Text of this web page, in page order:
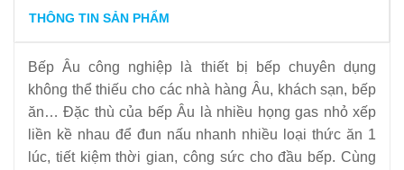
-Bếp âu 4 họng có lò nướng
hiện nay?
11-2 mẫu thiết kế 3D bếp nhà hàng đẹp nhất hiện nay
12
Những dụng cụ bếp nhà hàng cần thiết phải đầu tư
THÔNG TIN SẢN PHẨM
Bếp Âu công nghiệp là thiết bị bếp chuyên dụng
không thể thiếu cho các nhà hàng Âu, khách sạn, bếp
ăn… Đặc thù của bếp Âu là nhiều họng gas nhỏ xếp
liền kề nhau để đun nấu nhanh nhiều loại thức ăn 1
lúc, tiết kiệm thời gian, công sức cho đầu bếp. Cùng